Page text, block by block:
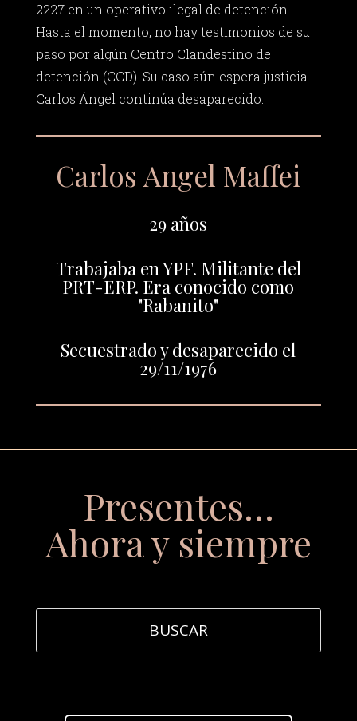
2227 en un operativo ilegal de detención.
Hasta el momento, no hay testimonios de su
paso por algún Centro Clandestino de
detención (CCD). Su caso aún espera justicia.
Carlos Ángel continúa desaparecido.
Carlos Angel Maffei
29 años
Trabajaba en YPF. Militante del
PRT-ERP. Era conocido como
"Rabanito"
Secuestrado y desaparecido el
29/11/1976
Presentes…
Ahora y siempre